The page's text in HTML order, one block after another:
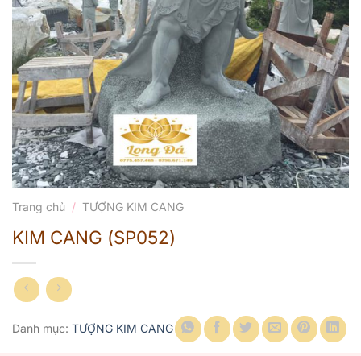
Trang chủ / TƯỢNG KIM CANG
KIM CANG (SP052)
Danh mục: TƯỢNG KIM CANG